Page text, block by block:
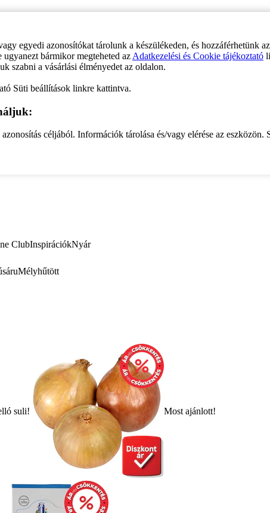
egyedi azonosítókat tárolunk a készülékeden, és hozzáférhetünk
bármikor megteheted az Adatkezelési és Cookie tájékoztató
szabni a vásárlási élményedet az oldalon.
Süti beállítások linkre kattintva.
céljából. Információk tárolása és/vagy elérése az eszközön.
ClubInspirációkNyár
Mélyhűtött
suli! Most ajánlott!